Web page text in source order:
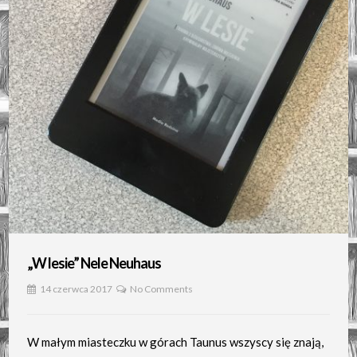
„W lesie” Nele Neuhaus
14 czerwca 2017 No Comments
W małym miasteczku w górach Taunus wszyscy się znają,